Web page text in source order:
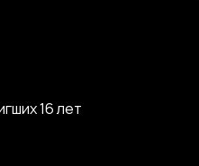
16 лет